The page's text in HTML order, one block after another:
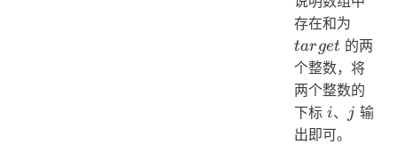
存在和为
target 的两
个整数，将
两个整数的
下标i
i、 j
j 输
出即可。